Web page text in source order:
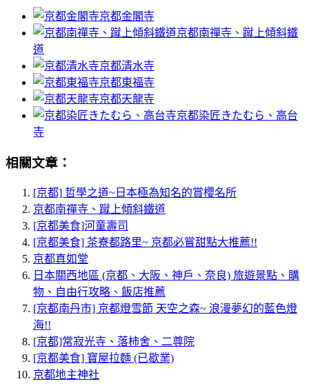
京都金閣寺
京都南禪寺、蹴上傾斜鐵
道
京都清水寺
京都東福寺
京都天龍寺
京都染匠きたむら、高台
寺
相關文章：
[京都] 哲學之道~日本極為知名的賞櫻名所
京都南禪寺、蹴上傾斜鐵道
[京都美食]河童壽司
[京都美食] 茶寮都路里~ 京都必嘗甜點大推薦!!
京都真如堂
日本關西地區 (京都、大阪、神戶、奈良) 旅遊景點、購
物、自由行攻略、飯店推薦
[京都南丹市] 京都燈雪節 天空之森~ 浪漫夢幻的藍色燈
海!!
[京都]常寂光寺、落柿舍、二尊院
[京都美食] 寶屋拉麵 (已歇業)
京都地主神社